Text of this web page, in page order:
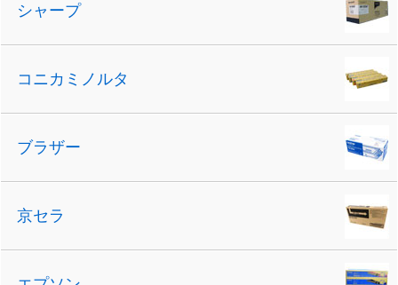
シャープ
コニカミノルタ
ブラザー
京セラ